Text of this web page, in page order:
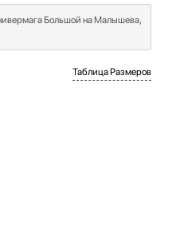
Большой на Малышева,
Таблица Размеров